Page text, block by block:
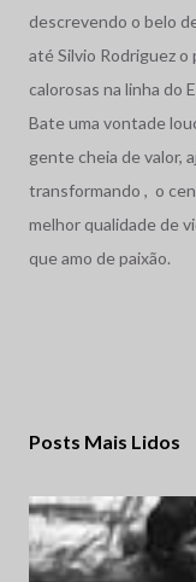
descrevendo o belo
até Silvio Rodriguez
calorosas na linha do
Bate uma vontade
gente cheia de valor,
transformando , o
melhor qualidade de
que amo de paixão.
Posts Mais Lidos